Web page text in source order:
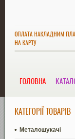
ОПЛАТА НАКЛАДНИМ
НА КАРТУ
ГОЛОВНА
КАТЕГОРІЇ ТОВАРІВ
Металошукачі